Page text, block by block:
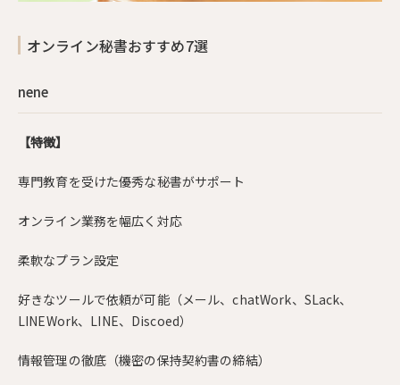
オンライン秘書おすすめ7選
nene
【特徴】
専門教育を受けた優秀な秘書がサポート
オンライン業務を幅広く対応
柔軟なプラン設定
好きなツールで依頼が可能（メール、chatWork、SLack、
LINEWork、LINE、Discoed）
情報管理の徹底（機密の保持契約書の締結）